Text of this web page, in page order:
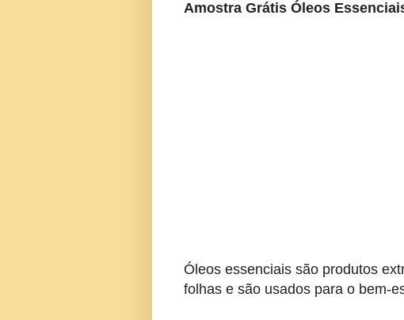
Amostra Grátis Óleos
Óleos essenciais são produtos
folhas e são usados para o bem-